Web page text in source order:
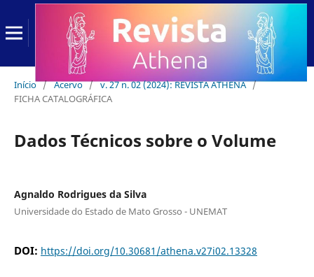
Início / Acervo / v. 27 n. 02 (2024): REVISTA ATHENA /
FICHA CATALOGRÁFICA
Dados Técnicos sobre o Volume
Agnaldo Rodrigues da Silva
Universidade do Estado de Mato Grosso - UNEMAT
DOI: https://doi.org/10.30681/athena.v27i02.13328